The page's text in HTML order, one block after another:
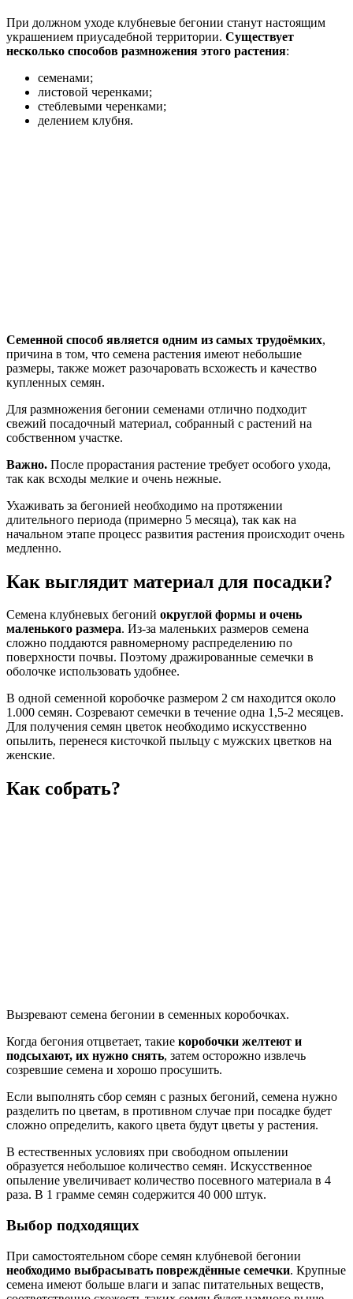
При должном уходе клубневые бегонии станут настоящим
украшением приусадебной территории. Существует
несколько способов размножения этого растения:
семенами;
листовой черенками;
стеблевыми черенками;
делением клубня.
Семенной способ является одним из самых трудоёмких,
причина в том, что семена растения имеют небольшие
размеры, также может разочаровать всхожесть и качество
купленных семян.
Для размножения бегонии семенами отлично подходит
свежий посадочный материал, собранный с растений на
собственном участке.
Важно. После прорастания растение требует особого ухода,
так как всходы мелкие и очень нежные.
Ухаживать за бегонией необходимо на протяжении
длительного периода (примерно 5 месяца), так как на
начальном этапе процесс развития растения происходит очень
медленно.
Как выглядит материал для посадки?
Семена клубневых бегоний округлой формы и очень
маленького размера. Из-за маленьких размеров семена
сложно поддаются равномерному распределению по
поверхности почвы. Поэтому дражированные семечки в
оболочке использовать удобнее.
В одной семенной коробочке размером 2 см находится около
1.000 семян. Созревают семечки в течение одна 1,5-2 месяцев.
Для получения семян цветок необходимо искусственно
опылить, перенеся кисточкой пыльцу с мужских цветков на
женские.
Как собрать?
Вызревают семена бегонии в семенных коробочках.
Когда бегония отцветает, такие коробочки желтеют и
подсыхают, их нужно снять, затем осторожно извлечь
созревшие семена и хорошо просушить.
Если выполнять сбор семян с разных бегоний, семена нужно
разделить по цветам, в противном случае при посадке будет
сложно определить, какого цвета будут цветы у растения.
В естественных условиях при свободном опылении
образуется небольшое количество семян. Искусственное
опыление увеличивает количество посевного материала в 4
раза. В 1 грамме семян содержится 40 000 штук.
Выбор подходящих
При самостоятельном сборе семян клубневой бегонии
необходимо выбрасывать повреждённые семечки. Крупные
семена имеют больше влаги и запас питательных веществ,